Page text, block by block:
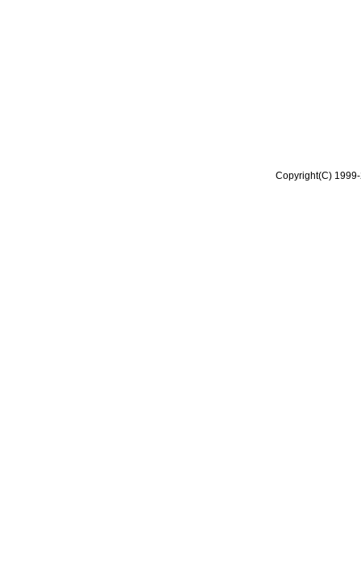
Copyright(C)